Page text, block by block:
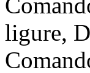
ligure,